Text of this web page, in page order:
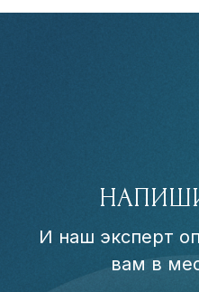
И наш эксперт
вам в